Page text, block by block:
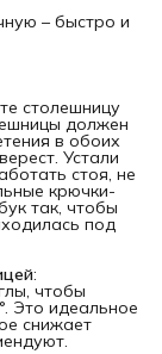
– быстро и
столешницу
должен
в обоих
Устали
стоя, не
крючки-
так, чтобы
под
:
чтобы
Это идеальное
снижает